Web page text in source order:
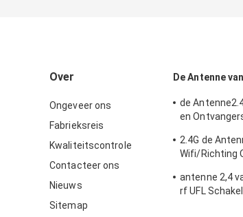
Over
Ongeveer ons
Fabrieksreis
Kwaliteitscontrole
Contacteer ons
Nieuws
Sitemap
De Antenne
de
en
2.4G de
Wifi/Richting
antenne 2,4
rf UFL